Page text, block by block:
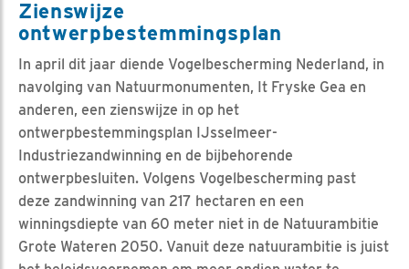
Zienswijze
ontwerpbestemmingsplan
In april dit jaar diende Vogelbescherming Nederland, in
navolging van Natuurmonumenten, It Fryske Gea en
anderen, een zienswijze in op het
ontwerpbestemmingsplan IJsselmeer-
Industriezandwinning en de bijbehorende
ontwerpbesluiten. Volgens Vogelbescherming past
deze zandwinning van 217 hectaren en een
winningsdiepte van 60 meter niet in de Natuurambitie
Grote Wateren 2050. Vanuit deze natuurambitie is juist